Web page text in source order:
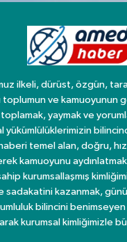
ilkeli, dürüst, özgün,
ve kamuoyunun
yaymak ve
yükümlülüklerimizin
temel alan, doğru,
kamuoyunu
kurumsallaşmış
sadakatini kazanmak,
bilincini
kurumsal kimliğimizle